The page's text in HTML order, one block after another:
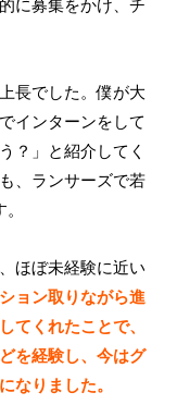
に募集をかけ、チ
長でした。僕が大
インターンをして
？」と紹介してく
、ランサーズで若
ほぼ未経験に近い
ョン取りながら進
てくれたことで、
を経験し、今はグ
なりました。